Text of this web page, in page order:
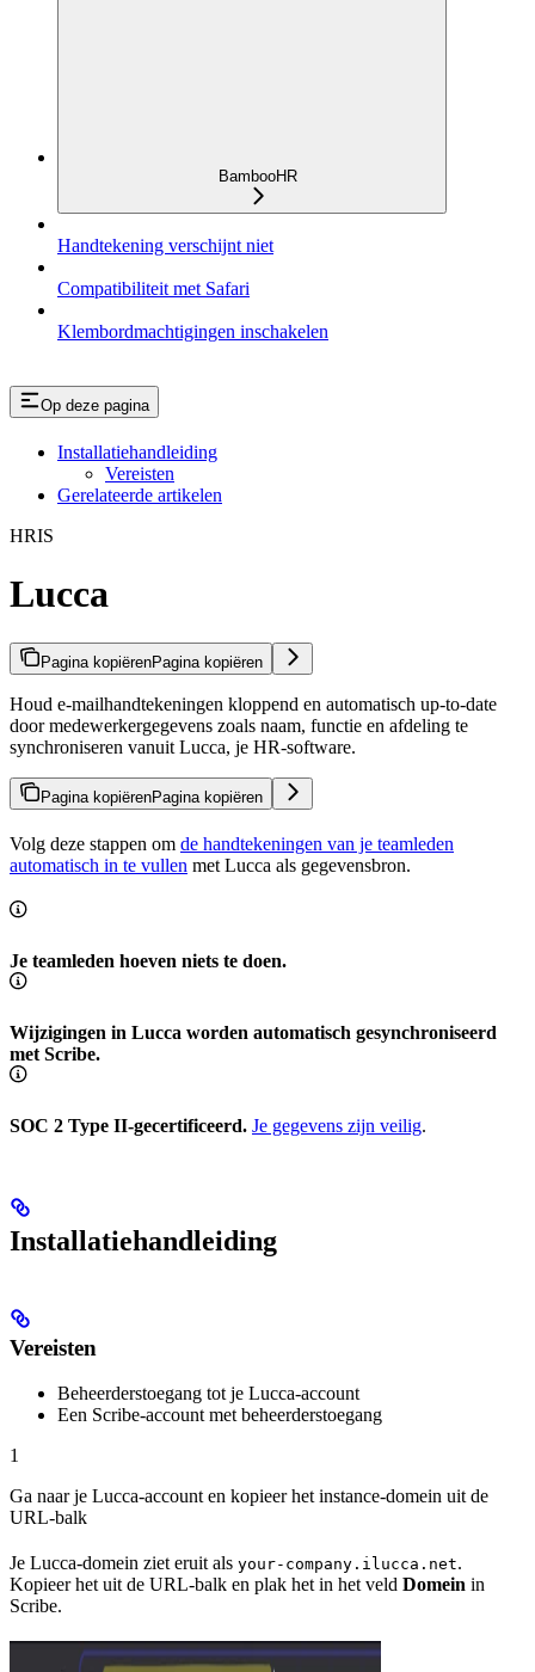
BambooHR
Handtekening verschijnt niet
Compatibiliteit met Safari
Klembordmachtigingen inschakelen
Op deze pagina
Installatiehandleiding
Vereisten
Gerelateerde artikelen
HRIS
Lucca
Pagina kopiërenPagina kopiëren
Houd e-mailhandtekeningen kloppend en automatisch up-to-date
door medewerkergegevens zoals naam, functie en afdeling te
synchroniseren vanuit Lucca, je HR-software.
Pagina kopiërenPagina kopiëren
Volg deze stappen om de handtekeningen van je teamleden
automatisch in te vullen met Lucca als gegevensbron.
Je teamleden hoeven niets te doen.
Wijzigingen in Lucca worden automatisch gesynchroniseerd
met Scribe.
SOC 2 Type II-gecertificeerd. Je gegevens zijn veilig.
Installatiehandleiding
Vereisten
Beheerderstoegang tot je Lucca-account
Een Scribe-account met beheerderstoegang
1
Ga naar je Lucca-account en kopieer het instance-domein uit de
URL-balk
Je Lucca-domein ziet eruit als your-company.ilucca.net.
Kopieer het uit de URL-balk en plak het in het veld Domein in
Scribe.